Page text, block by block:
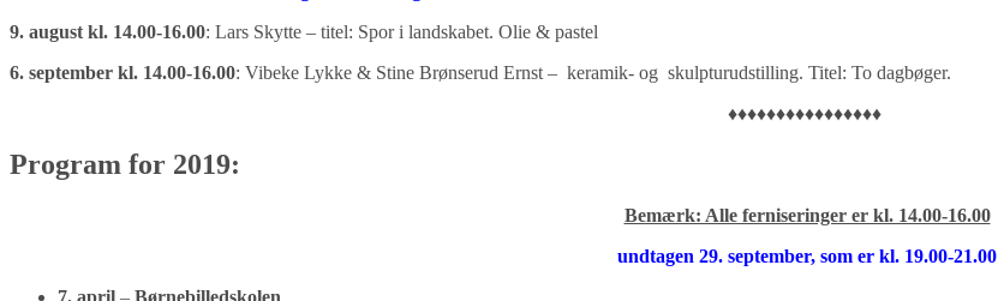
9. august kl. 14.00-16.00: Lars Skytte – titel: Spor i landskabet. Olie & pastel
6. september kl. 14.00-16.00: Vibeke Lykke & Stine Brønserud Ernst – keramik- og skulpturudstilling. Titel: To dagbøger.
♦♦♦♦♦♦♦♦♦♦♦♦♦♦♦♦
Program for 2019:
Bemærk: Alle ferniseringer er kl. 14.00-16.00
undtagen 29. september, som er kl. 19.00-21.00
7. april – Børnebilledskolen